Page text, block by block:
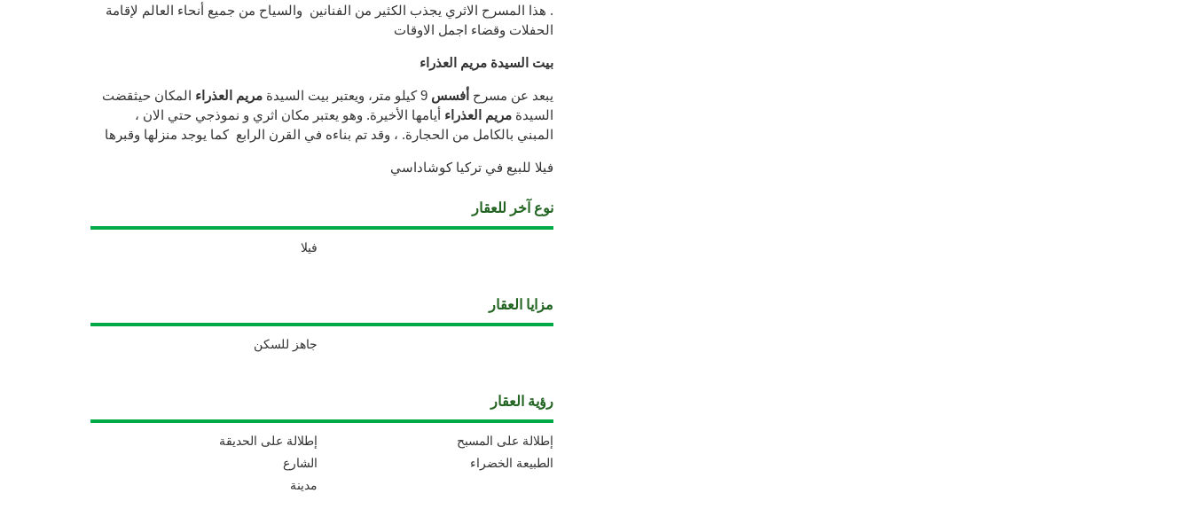
. هذا المسرح الاثري يجذب الكثير من الفنانين والسياح من جميع أنحاء العالم لإقامة
الحفلات وقضاء اجمل الاوقات
بيت السيدة مريم العذراء
يبعد عن مسرح أفسس 9 كيلو متر ، ويعتبر بيت السيدةمريم العذراء المكان حيثقضت
السيدة مريم العذراء أيامها الأخيرة. وهو يعتبر مكان اثري و نموذجي حتي الان ،
المبني بالكامل من الحجارة. ، وقد تم بناءه في القرن الرابع كما يوجد منزلها وقبرها
فيلا للبيع في تركيا كوشاداسي
نوع آخر للعقار
فيلا
مزايا العقار
جاهز للسكن
رؤية العقار
إطلالة على الحديقة
إطلالة على المسبح
الشارع
الطبيعة الخضراء
مدينة